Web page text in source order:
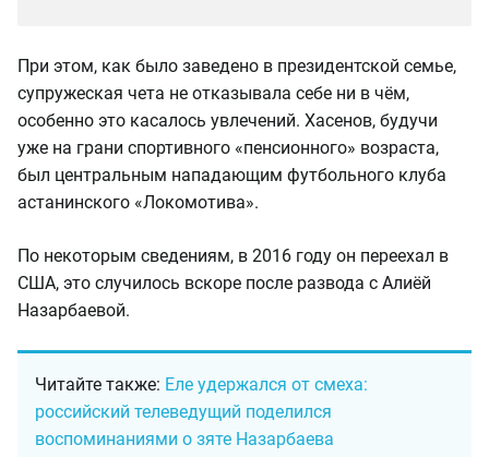
При этом, как было заведено в президентской семье,
супружеская чета не отказывала себе ни в чём,
особенно это касалось увлечений. Хасенов, будучи
уже на грани спортивного «пенсионного» возраста,
был центральным нападающим футбольного клуба
астанинского «Локомотива».
По некоторым сведениям, в 2016 году он переехал в
США, это случилось вскоре после развода с Алиёй
Назарбаевой.
Читайте также: Еле удержался от смеха:
российский телеведущий поделился
воспоминаниями о зяте Назарбаева